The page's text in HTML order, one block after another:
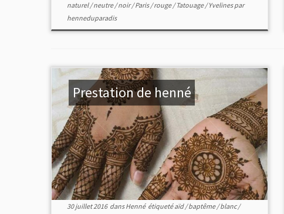
naturel/neutre/noir/Paris/rouge/Tatouage/Yvelinespar
henneduparadis
Prestation de henné
30 juillet 2016dansHenné étiquetéaïd/baptême/blanc/